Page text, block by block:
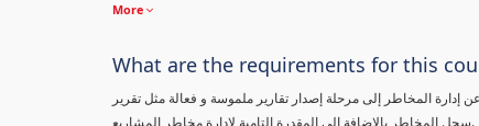
More
What are the requirements for this
عن إدارة المخاطر إلى مرحلة إصدار تقارير ملموسة و فعالة مثل تقرير
سجل المخاطر بالإضافة الى المقدرة التامية لإدارة مخاطر المشاريع.